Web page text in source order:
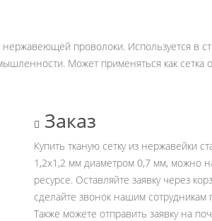
проволоки. Используется в
Может применяться как сетка
Заказ
Купить тканую сетку из нержавейки
1,2х1,2 мм диаметром 0,7 мм, можно
ресурсе. Оставляйте заявку через
сделайте звонок нашим сотрудникам
Также можете отправить заявку на